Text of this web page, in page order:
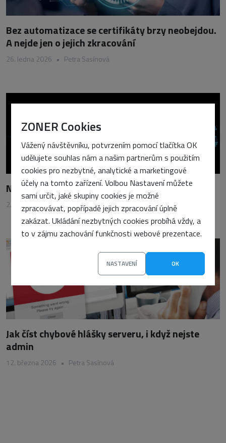
ZONER Cookies
Vážený návštěvníku, potvrzením pomocí tlačítka OK
udělujete souhlas nám a našim partnerům s použitím
cookies pro nezbytné, analytické a marketingové
účely na tomto zařízení. Volbou Nastavení můžete
sami určit, jaké skupiny cookies je možné
zpracovávat, popřípadě jejich zpracování úplně
zakázat. Ukládání nezbytných cookies probíhá vždy, a
to v zájmu zachování funkčnosti webové prezentace.
NASTAVENÍ OK
Bez automatizace se certifikáty brzy neobejdou.
A nejde jen o jejich zkracování
26. ledna 2026 • Petra Sasínová
Nenechte se zaskočit TLS certifikáty na 47 dní
2. května 2025 • Vojtěch Tomášek
Jak číst chybové hlášky serveru, i když nejste
admin
12. března 2026 • Petra Sasínová